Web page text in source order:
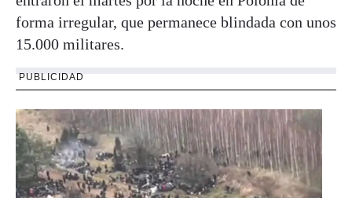
forma irregular, que permanece blindada con unos
15.000 militares.
PUBLICIDAD